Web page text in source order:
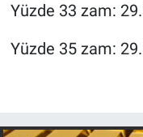
Yüzde 33 zam:
Yüzde 35 zam: